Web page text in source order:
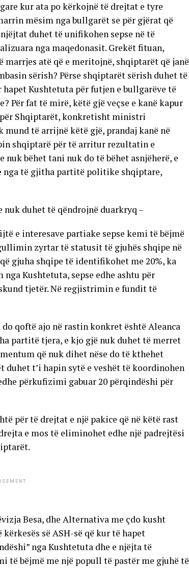
kur ata po kërkojnë të drejtat e tyre
mësim nga bullgarët se për gjërat që
duhet të unifikohen sepse në të
nga maqedonasit. Grekët fituan,
marrjes atë që e meritojnë, shqiptarët që janë
sërish? Përse shqiptarët sërish duhet të
Kushtetuta për futjen e bullgarëve të
Për fat të mirë, këtë gjë veçse e kanë kapur
Shqiptarët, konkretisht ministri
të arrijnë këtë gjë, prandaj kanë në
shqiptarë për të arritur rezultatin e
bëhet tani nuk do të bëhet asnjëherë, e
nga të gjitha partitë politike shqiptare,
duhet të qëndrojnë duarkryq –
e interesave partiake sepse kemi të bëjmë
zyrtar të statusit të gjuhës shqipe në
gjuha shqipe të identifikohet me 20%, ka
Kushtetuta, sepse edhe ashtu për
tjetër. Në regjistrimin e fundit të
qoftë ajo në rastin konkret është Aleanca
partitë tjera, e kjo gjë nuk duhet të merret
që nuk dihet nëse do të kthehet
duhet t’i hapin sytë e veshët të koordinohen
përkufizimi gabuar 20 përqindëshi për
për të drejtat e një pakice që në këtë rast
e mos të eliminohet edhe një padrejtësi
Besa, dhe Alternativa me çdo kusht
së ASH-së që kur të hapet
nga Kushtetuta dhe e njëjta të
të bëjmë me një popull të pastër me gjuhë të